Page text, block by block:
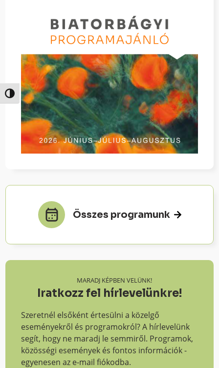
Nagy kontraszt váltása
Összes programunk
MARADJ KÉPBEN VELÜNK!
Iratkozz fel hírlevelünkre!
Szeretnél elsőként értesülni a közelgő
eseményekről és programokról? A hírlevelünk
segít, hogy ne maradj le semmiről. Programok,
közösségi események és fontos információk -
egyenesen az e-mail fiókodba.